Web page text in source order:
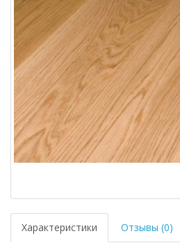
Характеристики Отзывы (0)